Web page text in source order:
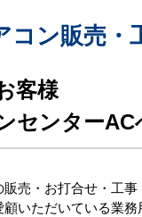
コン販売・
客様
センター
売・お打合せ・工
いただいている業務